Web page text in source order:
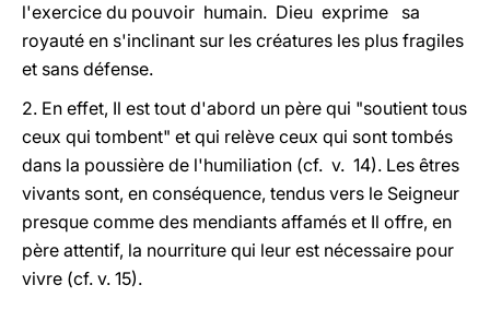
l'exercice du pouvoir humain. Dieu exprime sa
royauté en s'inclinant sur les créatures les plus fragiles
et sans défense.
2. En effet, Il est tout d'abord un père qui "soutient tous
ceux qui tombent" et qui relève ceux qui sont tombés
dans la poussière de l'humiliation (cf. v. 14). Les êtres
vivants sont, en conséquence, tendus vers le Seigneur
presque comme des mendiants affamés et Il offre, en
père attentif, la nourriture qui leur est nécessaire pour
vivre (cf. v. 15).